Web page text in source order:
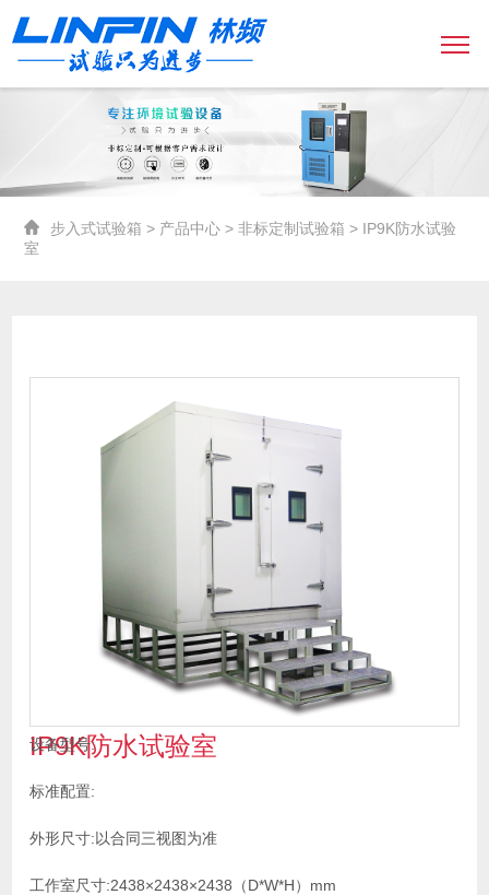
步入式试验箱 > 产品中心 >非标定制试验箱 > IP9K防水试验
室
IP9K防水试验室
设备型号:
标准配置:
外形尺寸:以合同三视图为准
工作室尺寸:2438×2438×2438（D*W*H）mm